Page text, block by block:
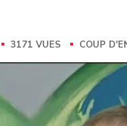
3171 VUES COUP